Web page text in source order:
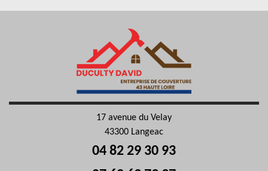
17 avenue du Velay
43300 Langeac
04 82 29 30 93